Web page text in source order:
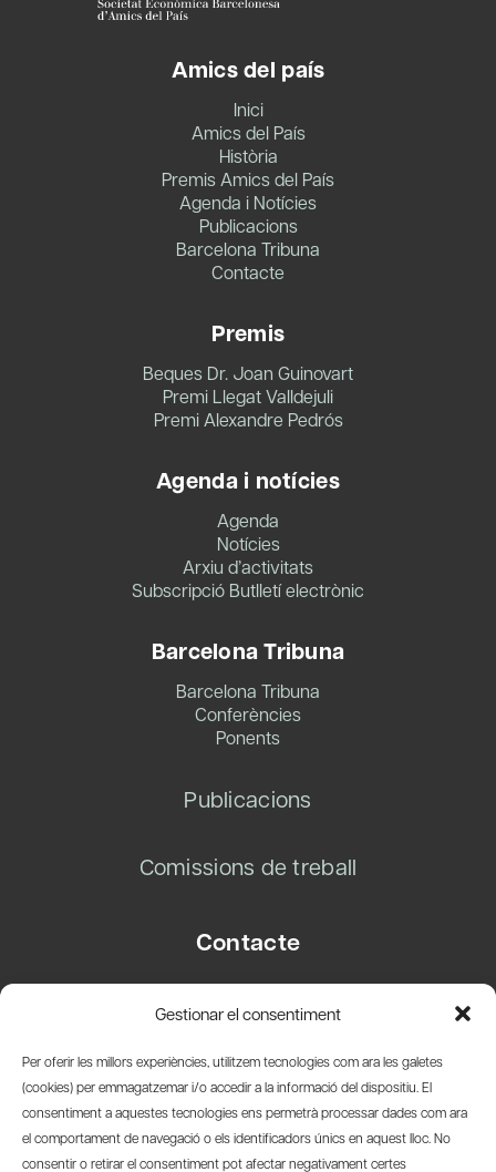
Gestionar el consentiment
Per oferir les millors experiències, utilitzem tecnologies com ara les galetes
(cookies) per emmagatzemar i/o accedir a la informació del dispositiu. El
consentiment a aquestes tecnologies ens permetrà processar dades com ara
el comportament de navegació o els identificadors únics en aquest lloc. No
consentir o retirar el consentiment pot afectar negativament certes
Amics del país
Inici
Amics del País
Història
Premis Amics del País
Agenda i Notícies
Publicacions
Barcelona Tribuna
Contacte
Premis
Beques Dr. Joan Guinovart
Premi Llegat Valldejuli
Premi Alexandre Pedrós
Agenda i notícies
Agenda
Notícies
Arxiu d’activitats
Subscripció Butlletí electrònic
Barcelona Tribuna
Barcelona Tribuna
Conferències
Ponents
Publicacions
Comissions de treball
Contacte
08003 Barcelona
info@amicsdelpais.com
Suscripció Newsletter